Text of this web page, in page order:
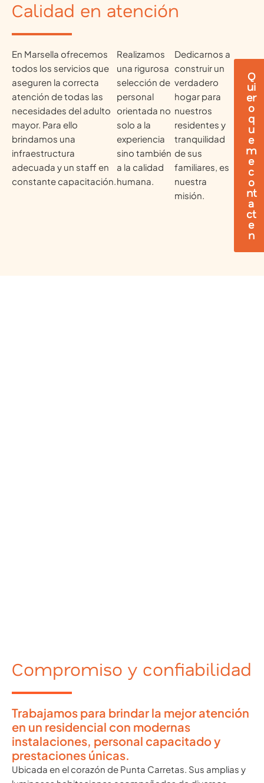
Calidad en atención
En Marsella ofrecemos
todos los servicios que
aseguren la correcta
atención de todas las
necesidades del adulto
mayor. Para ello
brindamos una
infraestructura
adecuada y un staff en
constante capacitación.
Realizamos
una rigurosa
selección de
personal
orientada no
solo a la
experiencia
sino también
a la calidad
humana.
Dedicarnos a
construir un
verdadero
hogar para
nuestros
residentes y
tranquilidad
de sus
familiares, es
nuestra
misión.
Q
ui
er
o
q
u
e
m
e
c
o
nt
a
ct
e
n
Compromiso y confiabilidad
Trabajamos para brindar la mejor atención
en un residencial con modernas
instalaciones, personal capacitado y
prestaciones únicas.
Ubicada en el corazón de Punta Carretas. Sus amplias y